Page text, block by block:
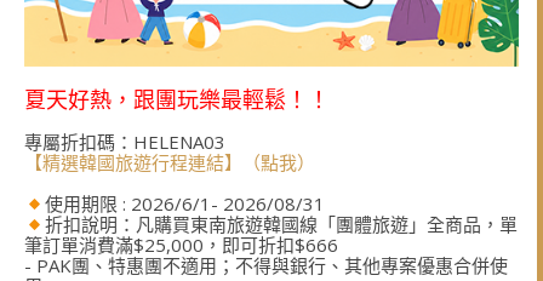
夏天好熱，跟團玩樂最輕鬆！！
專屬折扣碼：HELENA03
【精選韓國旅遊行程連結】（點我）
使用期限 : 2026/6/1- 2026/08/31
折扣說明：凡購買東南旅遊韓國線「團體旅遊」全商品，單
筆訂單消費滿$25,000，即可折扣$666
- PAK團、特惠團不適用；不得與銀行、其他專案優惠合併使